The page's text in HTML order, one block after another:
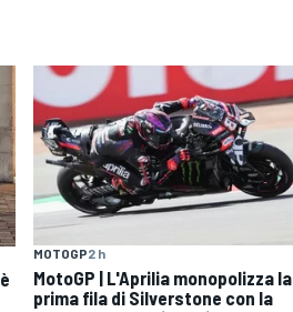
MOTOGP2 h
MotoGP | L'Aprilia monopolizza la
prima fila di Silverstone con la